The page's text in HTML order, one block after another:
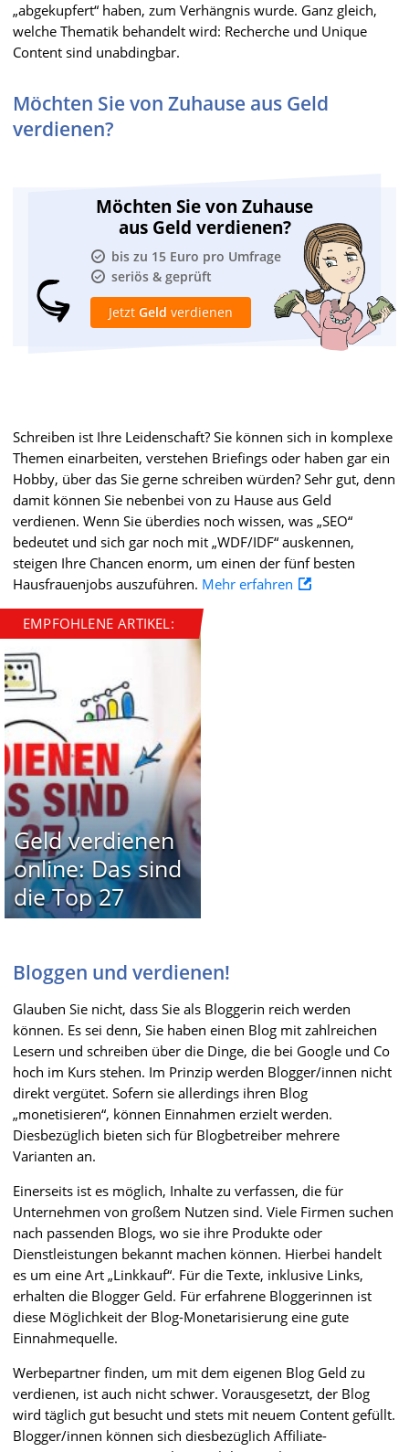
„abgekupfert“ haben, zum Verhängnis wurde. Ganz gleich,
welche Thematik behandelt wird: Recherche und Unique
Content sind unabdingbar.
Möchten Sie von Zuhause aus Geld
verdienen?
Möchten Sie von Zuhause
aus Geld verdienen?
bis zu 15 Euro pro Umfrage
seriös & geprüft
Jetzt Geld verdienen
Schreiben ist Ihre Leidenschaft? Sie können sich in komplexe
Themen einarbeiten, verstehen Briefings oder haben gar ein
Hobby, über das Sie gerne schreiben würden? Sehr gut, denn
damit können Sie nebenbei von zu Hause aus Geld
verdienen. Wenn Sie überdies noch wissen, was „SEO“
bedeutet und sich gar noch mit „WDF/IDF“ auskennen,
steigen Ihre Chancen enorm, um einen der fünf besten
Hausfrauenjobs auszuführen. Mehr erfahren
EMPFOHLENE ARTIKEL:
Geld verdienen
online: Das sind
die Top 27
Bloggen und verdienen!
Glauben Sie nicht, dass Sie als Bloggerin reich werden
können. Es sei denn, Sie haben einen Blog mit zahlreichen
Lesern und schreiben über die Dinge, die bei Google und Co
hoch im Kurs stehen. Im Prinzip werden Blogger/innen nicht
direkt vergütet. Sofern sie allerdings ihren Blog
„monetisieren“, können Einnahmen erzielt werden.
Diesbezüglich bieten sich für Blogbetreiber mehrere
Varianten an.
Einerseits ist es möglich, Inhalte zu verfassen, die für
Unternehmen von großem Nutzen sind. Viele Firmen suchen
nach passenden Blogs, wo sie ihre Produkte oder
Dienstleistungen bekannt machen können. Hierbei handelt
es um eine Art „Linkkauf“. Für die Texte, inklusive Links,
erhalten die Blogger Geld. Für erfahrene Bloggerinnen ist
diese Möglichkeit der Blog-Monetarisierung eine gute
Einnahmequelle.
Werbepartner finden, um mit dem eigenen Blog Geld zu
verdienen, ist auch nicht schwer. Vorausgesetzt, der Blog
wird täglich gut besucht und stets mit neuem Content gefüllt.
Blogger/innen können sich diesbezüglich Affiliate-